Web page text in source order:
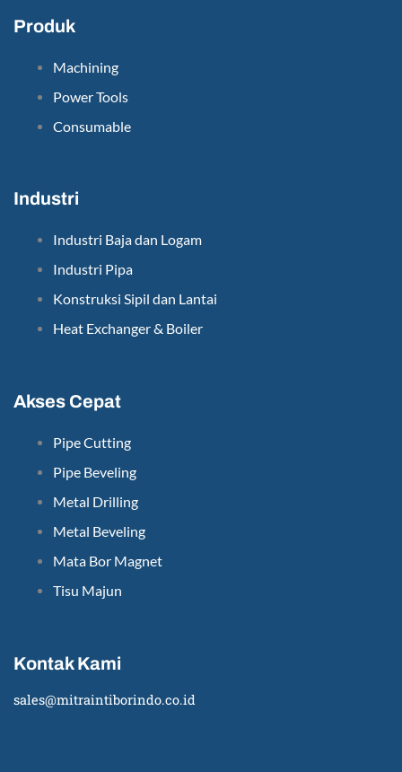
Produk
Machining
Power Tools
Consumable
Industri
Industri Baja dan Logam
Industri Pipa
Konstruksi Sipil dan Lantai
Heat Exchanger & Boiler
Akses Cepat
Pipe Cutting
Pipe Beveling
Metal Drilling
Metal Beveling
Mata Bor Magnet
Tisu Majun
Kontak Kami
sales@mitraintiborindo.co.id